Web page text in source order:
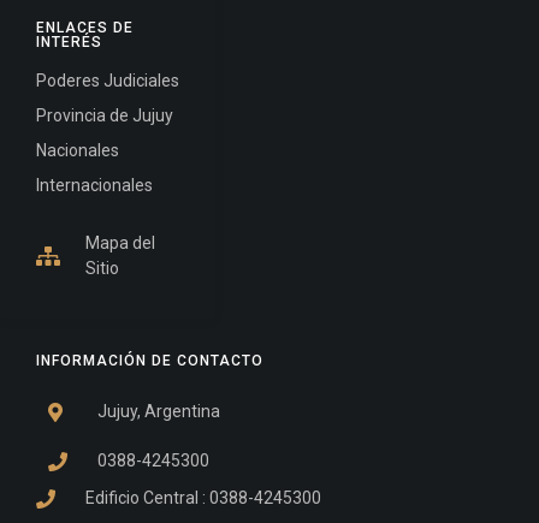
INFORMACIÓN DE CONTACTO
Jujuy, Argentina
0388-4245300
Edificio Central : 0388-4245300
ENLACES DE
INTERÉS
Poderes Judiciales
Provincia de Jujuy
Nacionales
Internacionales
Mapa del
Sitio